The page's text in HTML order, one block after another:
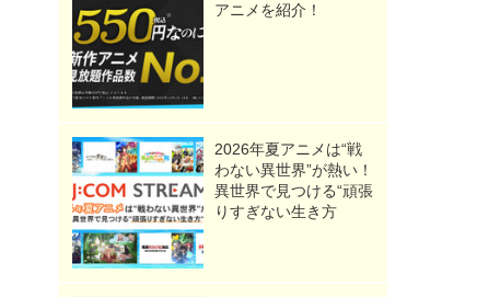
アニメを紹介！
2026年夏アニメは“戦
わない異世界”が熱い！
異世界で見つける“頑張
りすぎない生き方